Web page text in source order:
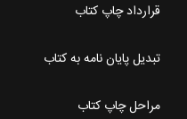
قرارداد چاپ کتاب
تبدیل پایان نامه به کتاب
مراحل چاپ کتاب